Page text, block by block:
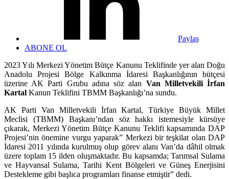
Paylaş
ABONE OL
2023 Yılı Merkezi Yönetim Bütçe Kanunu Teklifinde yer alan Doğu
Anadolu Projesi Bölge Kalkınma İdaresi Başkanlığının bütçesi
üzerine AK Parti Grubu adına söz alan Van Milletvekili İrfan
Kartal Kanun Teklifini TBMM Başkanlığı’na sundu.
AK Parti Van Milletvekili İrfan Kartal, Türkiye Büyük Millet
Meclisi (TBMM) Başkanı’ndan söz hakkı istemesiyle kürsüye
çıkarak, Merkezi Yönetim Bütçe Kanunu Teklifi kapsamında DAP
Projesi’nin önemine vurgu yaparak” Merkezi bir teşkilat olan DAP
İdaresi 2011 yılında kurulmuş olup görev alanı Van’da dâhil olmak
üzere toplam 15 ilden oluşmaktadır. Bu kapsamda; Tarımsal Sulama
ve Hayvansal Sulama, Tarihi Kent Bölgeleri ve Güneş Enerjisini
Destekleme gibi başlıca programları finanse etmiştir” dedi.